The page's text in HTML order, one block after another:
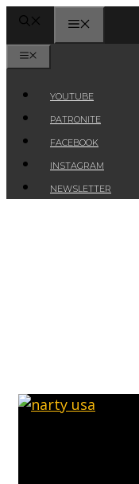
Przejdź
treści
YOUTUBE
PATRONITE
FACEBOOK
INSTAGRAM
NEWSLETTER